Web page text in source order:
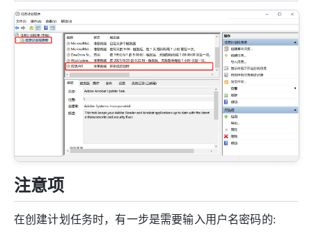
注意项
在创建计划任务时，有一步是需要输入用户名密码的: